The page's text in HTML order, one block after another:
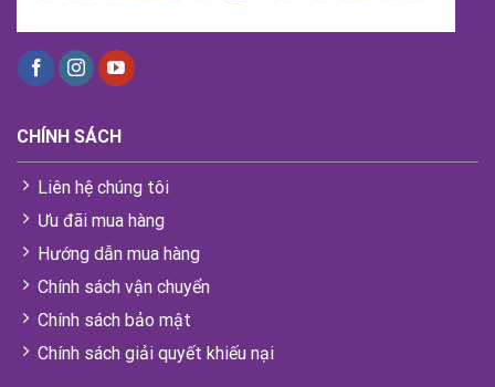
CHÍNH SÁCH
Liên hệ chúng tôi
Ưu đãi mua hàng
Hướng dẫn mua hàng
Chính sách vận chuyển
Chính sách bảo mật
Chính sách giải quyết khiếu nại